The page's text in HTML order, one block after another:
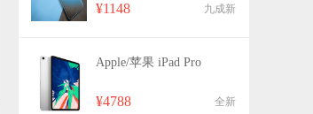
¥1148 九成新
Apple/苹果 iPad Pro
¥4788 全新